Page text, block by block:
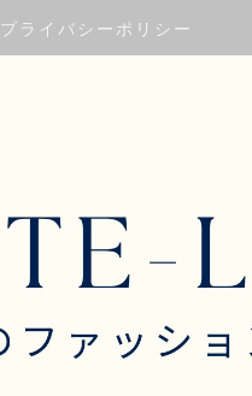
プライバシーポリシー